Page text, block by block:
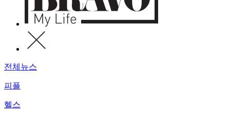
전체뉴스
피플
헬스